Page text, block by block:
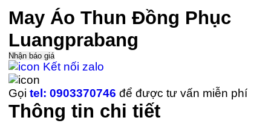
Phục Luangprabang
May Áo Thun Đồng Phục
Luangprabang
Nhận báo giá
Kết nối zalo
Gọitel: 0903370746 để được tư vấn miễn phí
Thông tin chi tiết